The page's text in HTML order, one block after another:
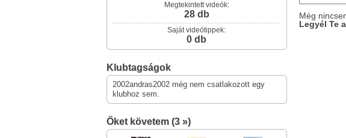
Megtekintett videók:
28 db
Saját videótippek:
0 db
Klubtagságok
2002andras2002 még nem csatlakozott egy
klubhoz sem.
Őket követem (3 »)
Még
Legyél Te